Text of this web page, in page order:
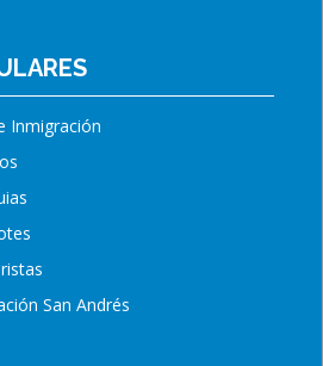
Inmigración
San Andrés